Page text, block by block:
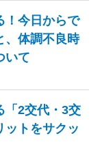
！今日からで
、体調不良時
いて
「2交代・3交
ットをサクッ